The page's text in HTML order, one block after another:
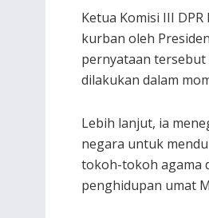
Ketua Komisi III
kurban oleh
pernyataan
dilakukan dalam
Lebih lanjut, ia
negara untuk
tokoh-tokoh agama
penghidupan umat